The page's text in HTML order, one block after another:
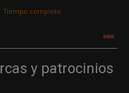
Tiempo completo
y patrocinios